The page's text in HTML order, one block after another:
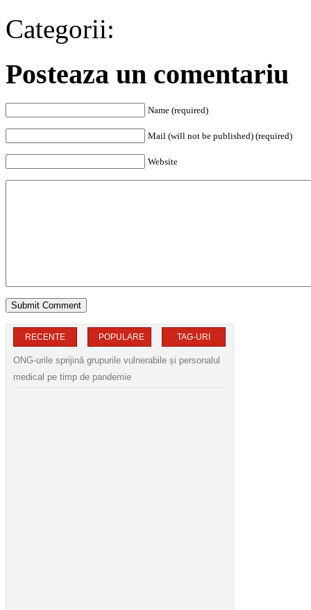
Categorii:
Posteaza un comentariu
Name (required)
Mail (will not be published) (required)
Website
RECENTE POPULARE TAG-URI
ONG-urile sprijină grupurile vulnerabile și personalul
medical pe timp de pandemie